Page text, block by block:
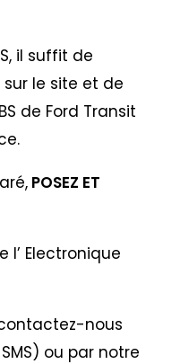
il suffit de
le site et de
de Ford Transit
POSEZ ET
l’ Electronique
nous
ou par notre